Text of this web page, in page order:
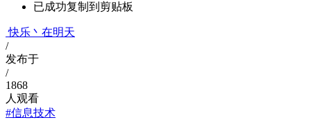
已成功复制到剪贴板
快乐丶在明天
/
发布于
/
1868
人观看
#信息技术